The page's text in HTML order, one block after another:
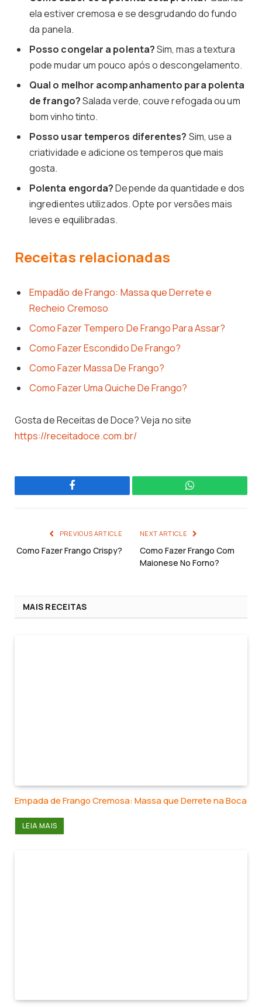
ela estiver cremosa e se desgrudando do fundo
da panela.
Posso congelar a polenta?Sim, mas a textura
pode mudar um pouco após o descongelamento.
Qual o melhor acompanhamento para polenta
de frango?Salada verde, couve refogada ou um
bom vinho tinto.
Posso usar temperos diferentes? Sim, use a
criatividade e adicione os temperos que mais
gosta.
Polenta engorda?Depende da quantidade e dos
ingredientes utilizados. Opte por versões mais
leves e equilibradas.
Receitas relacionadas
Empadão de Frango: Massa que Derrete e
Recheio Cremoso
Como Fazer Tempero De Frango Para Assar?
Como Fazer Escondido De Frango?
Como Fazer Massa De Frango?
Como Fazer Uma Quiche De Frango?
Gosta de Receitas de Doce? Veja no site
https://receitadoce.com.br/
Facebook WhatsApp
PREVIOUS ARTICLE
Como Fazer Frango Crispy?
NEXT ARTICLE
Como Fazer Frango Com
Maionese No Forno?
MAIS RECEITAS
Empada de Frango Cremosa: Massa que Derrete na Boca
LEIA MAIS